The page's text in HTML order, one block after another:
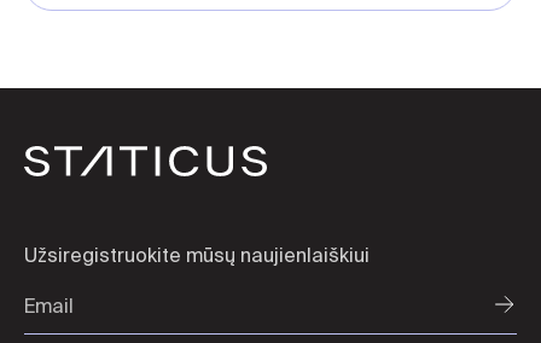
Užsiregistruokite mūsų naujienlaiškiui